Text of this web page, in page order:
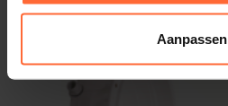
Aanpassen